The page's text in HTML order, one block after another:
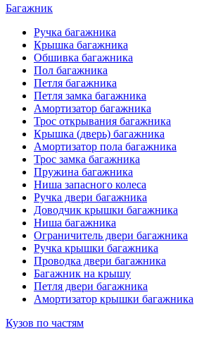
Багажник
Ручка багажника
Крышка багажника
Обшивка багажника
Пол багажника
Петля багажника
Петля замка багажника
Амортизатор багажника
Трос открывания багажника
Крышка (дверь) багажника
Амортизатор пола багажника
Трос замка багажника
Пружина багажника
Ниша запасного колеса
Ручка двери багажника
Доводчик крышки багажника
Ниша багажника
Ограничитель двери багажника
Ручка крышки багажника
Проводка двери багажника
Багажник на крышу
Петля двери багажника
Амортизатор крышки багажника
Кузов по частям